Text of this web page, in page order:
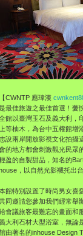
【CWNTP 應瑋漢
最佳旅遊之最佳首選！薆
館以臺灣玉石及義大利，
上等柚木，為台中五權館
說兩岸開放影視文化拍攝
的地方都會刺激觀光民眾
盈的自製甜品，知名的
，以自然光影襯托出
館特別設置了時尚男女喜
同邀請您參加我們經常舉
會議旅客最難忘的畫面和
大利石材大型浴室，無論
由著名的inhouse Design